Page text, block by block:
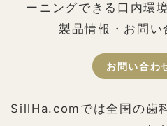
ーニングできる口内環
製品情報・お問い
お問い合わ
SillHa.comでは全国の歯